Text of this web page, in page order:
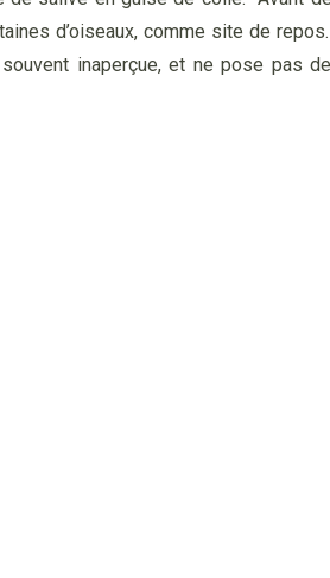
d’oiseaux, comme site de repos.
inaperçue, et ne pose pas